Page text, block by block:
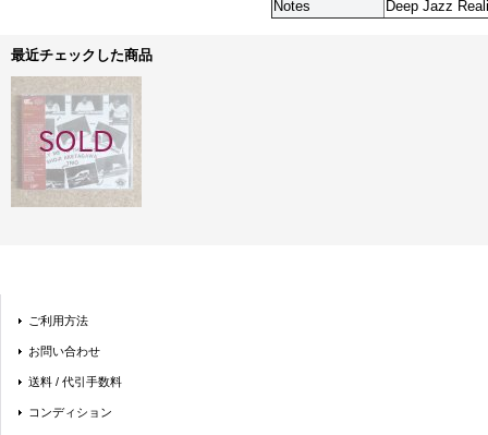
Notes
Deep Jazz
最近チェックした商品
ご利用方法
お問い合わせ
送料 / 代引手数料
コンディション